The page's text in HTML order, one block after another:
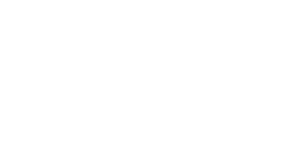
로 레코드를 저장하기 전에 필수 정보를
으로 일부 매핑은 사전 구성되어 있으
조직의 필요에 따라 새 매핑을 추가할